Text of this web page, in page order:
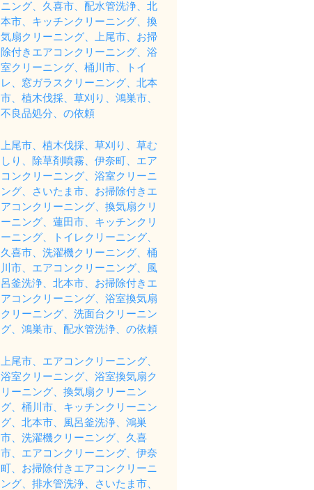
ニング、久喜市、配水管洗浄、北
本市、キッチンクリーニング、換
気扇クリーニング、上尾市、お掃
除付きエアコンクリーニング、浴
室クリーニング、桶川市、トイ
レ、窓ガラスクリーニング、北本
市、植木伐採、草刈り、鴻巣市、
不良品処分、の依頼
上尾市、植木伐採、草刈り、草む
しり、除草剤噴霧、伊奈町、エア
コンクリーニング、浴室クリーニ
ング、さいたま市、お掃除付きエ
アコンクリーニング、換気扇クリ
ーニング、蓮田市、キッチンクリ
ーニング、トイレクリーニング、
久喜市、洗濯機クリーニング、桶
川市、エアコンクリーニング、風
呂釜洗浄、北本市、お掃除付きエ
アコンクリーニング、浴室換気扇
クリーニング、洗面台クリーニン
グ、鴻巣市、配水管洗浄、の依頼
上尾市、エアコンクリーニング、
浴室クリーニング、浴室換気扇ク
リーニング、換気扇クリーニン
グ、桶川市、キッチンクリーニン
グ、北本市、風呂釜洗浄、鴻巣
市、洗濯機クリーニング、久喜
市、エアコンクリーニング、伊奈
町、お掃除付きエアコンクリーニ
ング、排水管洗浄、さいたま市、